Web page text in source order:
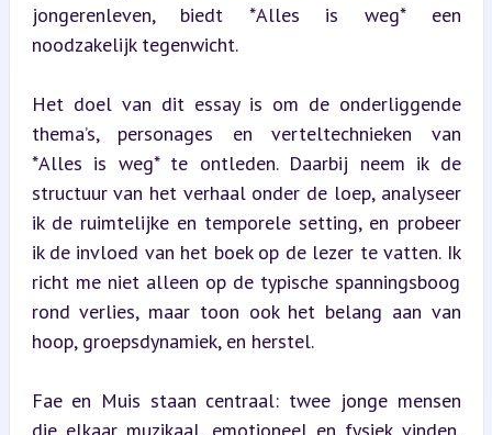
jongerenleven, biedt *Alles is weg* een
noodzakelijk tegenwicht.
Het doel van dit essay is om de onderliggende
thema’s, personages en verteltechnieken van
*Alles is weg* te ontleden. Daarbij neem ik de
structuur van het verhaal onder de loep, analyseer
ik de ruimtelijke en temporele setting, en probeer
ik de invloed van het boek op de lezer te vatten. Ik
richt me niet alleen op de typische spanningsboog
rond verlies, maar toon ook het belang aan van
hoop, groepsdynamiek, en herstel.
Fae en Muis staan centraal: twee jonge mensen